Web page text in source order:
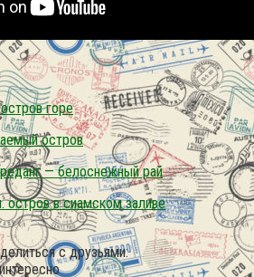
горе
остров
— белоснежный рай
остров в сиамском заливе
с друзьями: